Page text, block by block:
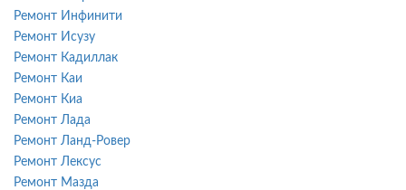
Ремонт Инфинити
Ремонт Исузу
Ремонт Кадиллак
Ремонт Каи
Ремонт Киа
Ремонт Лада
Ремонт Ланд-Ровер
Ремонт Лексус
Ремонт Мазда